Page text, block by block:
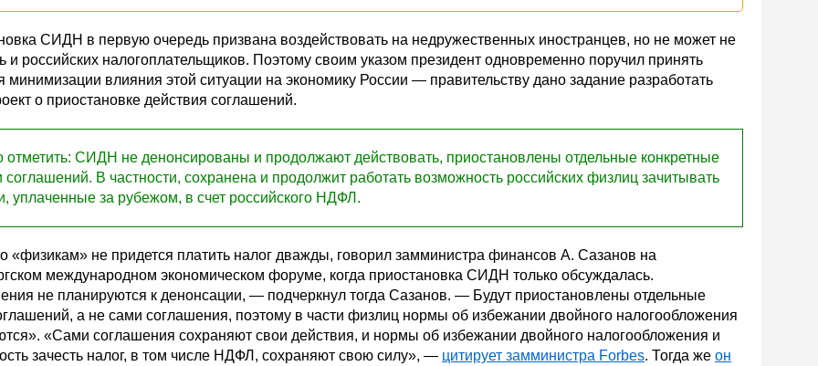
СИДН в первую очередь призвана воздействовать на недружественных иностранцев, но не может не
и российских налогоплательщиков. Поэтому своим указом президент одновременно поручил принять
минимизации влияния этой ситуации на экономику России — правительству дано задание разработать
о приостановке действия соглашений.
отметить: СИДН не денонсированы и продолжают действовать, приостановлены отдельные конкретные
соглашений. В частности, сохранена и продолжит работать возможность российских физлиц зачитывать
уплаченные за рубежом, в счет российского НДФЛ.
«физикам» не придется платить налог дважды, говорил замминистра финансов А. Сазанов на
международном экономическом форуме, когда приостановка СИДН только обсуждалась.
не планируются к денонсации, — подчеркнул тогда Сазанов. — Будут приостановлены отдельные
а не сами соглашения, поэтому в части физлиц нормы об избежании двойного налогообложения
«Сами соглашения сохраняют свои действия, и нормы об избежании двойного налогообложения и
зачесть налог, в том числе НДФЛ, сохраняют свою силу», — цитирует замминистра Forbes. Тогда же он